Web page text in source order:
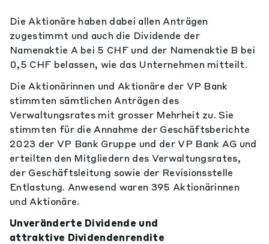
Die Aktionäre haben dabei allen Anträgen
zugestimmt und auch die Dividende der
Namenaktie A bei 5 CHF und der Namenaktie B bei
0,5 CHF belassen, wie das Unternehmen mitteilt.
Die Aktionärinnen und Aktionäre der VP Bank
stimmten sämtlichen Anträgen des
Verwaltungsrates mit grosser Mehrheit zu. Sie
stimmten für die Annahme der Geschäftsberichte
2023 der VP Bank Gruppe und der VP Bank AG und
erteilten den Mitgliedern des Verwaltungsrates,
der Geschäftsleitung sowie der Revisionsstelle
Entlastung. Anwesend waren 395 Aktionärinnen
und Aktionäre.
Unveränderte Dividende und
attraktive Dividendenrendite